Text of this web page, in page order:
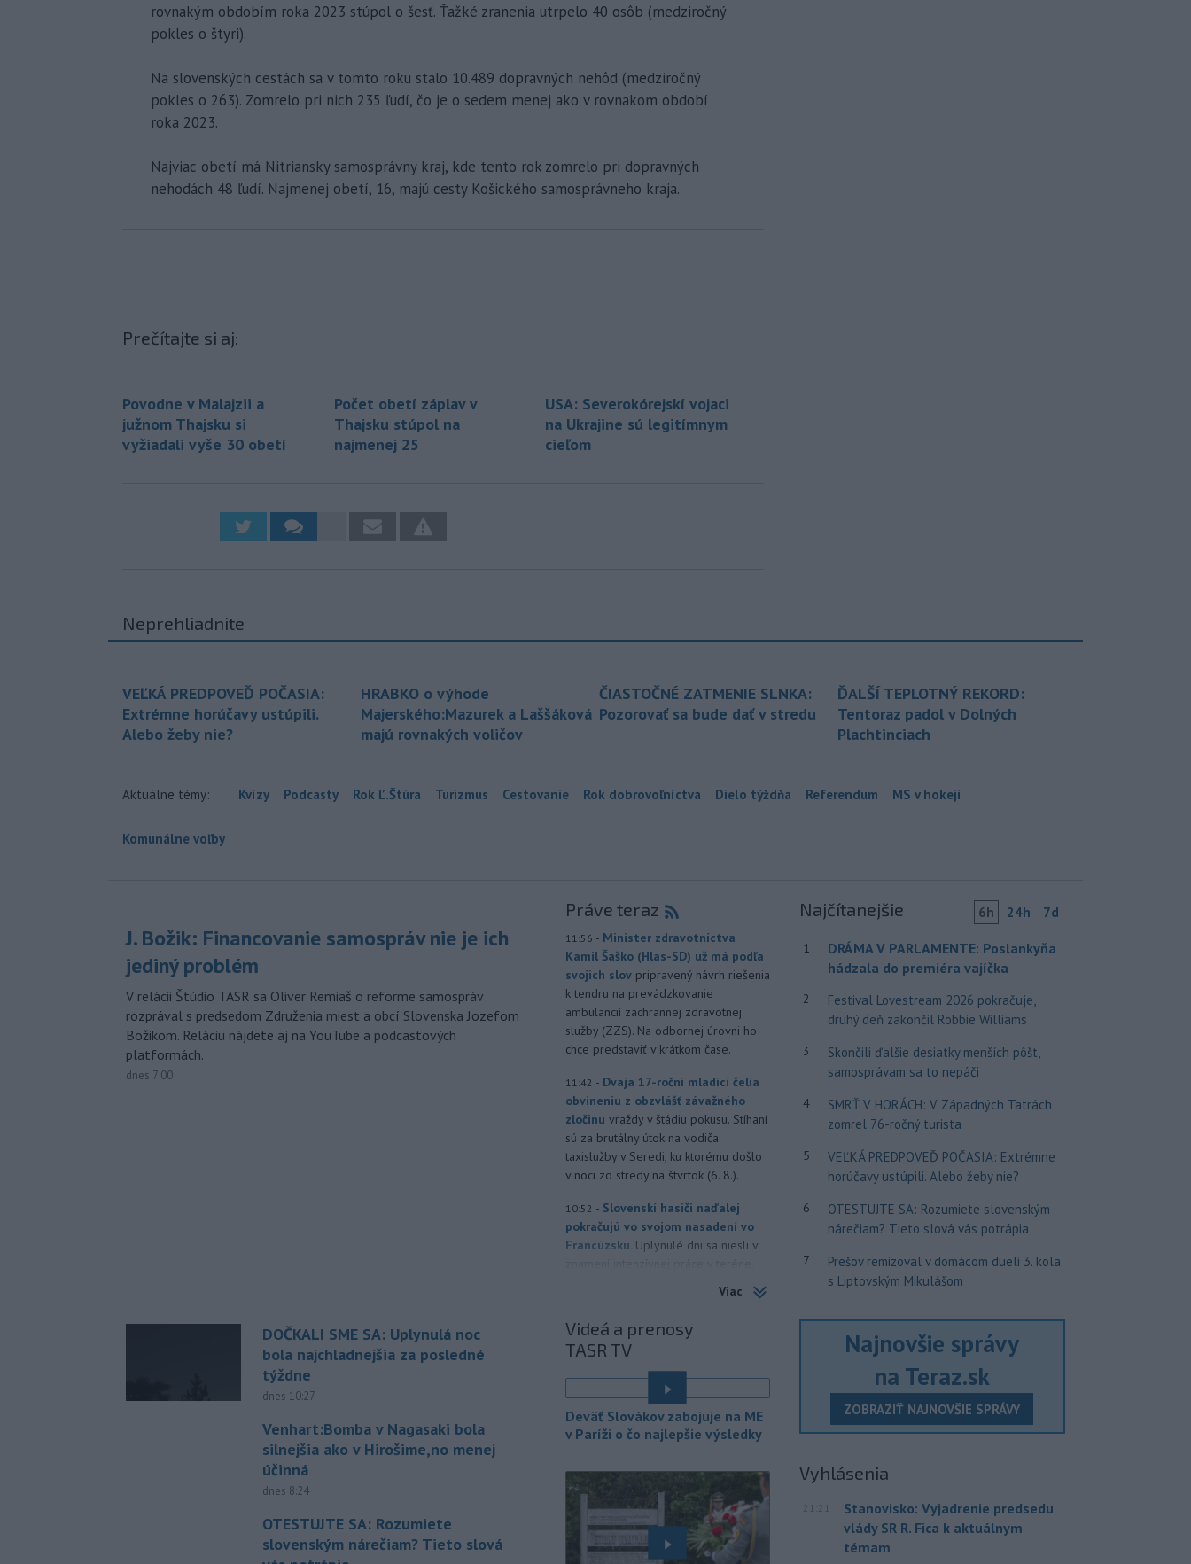
rovnakým obdobím roka 2023 stúpol o šesť. Ťažké zranenia utrpelo 40 osôb (medziročný
pokles o štyri).
Na slovenských cestách sa v tomto roku stalo 10.489 dopravných nehôd (medziročný
pokles o 263). Zomrelo pri nich 235 ľudí, čo je o sedem menej ako v rovnakom období
roka 2023.
Najviac obetí má Nitriansky samosprávny kraj, kde tento rok zomrelo pri dopravných
nehodách 48 ľudí. Najmenej obetí, 16, majú cesty Košického samosprávneho kraja.
Prečítajte si aj:
Povodne v Malajzii a
južnom Thajsku si
vyžiadali vyše 30 obetí
Počet obetí záplav v
Thajsku stúpol na
najmenej 25
USA: Severokórejskí vojaci
na Ukrajine sú legitímnym
cieľom
Neprehliadnite
VEĽKÁ PREDPOVEĎ POČASIA:
Extrémne horúčavy ustúpili.
Alebo žeby nie?
HRABKO o výhode
Majerského:Mazurek a Laššáková
majú rovnakých voličov
ČIASTOČNÉ ZATMENIE SLNKA:
Pozorovať sa bude dať v stredu
ĎALŠÍ TEPLOTNÝ REKORD:
Tentoraz padol v Dolných
Plachtinciach
Aktuálne témy: Kvízy Podcasty Rok Ľ.Štúra Turizmus Cestovanie Rok dobrovoľníctva Dielo týždňa Referendum MS v hokeji
Komunálne voľby
J. Božik: Financovanie samospráv nie je ich
jediný problém
V relácii Štúdio TASR sa Oliver Remiaš o reforme samospráv
rozprával s predsedom Združenia miest a obcí Slovenska Jozefom
Božikom. Reláciu nájdete aj na YouTube a podcastových
platformách.
dnes 7:00
DOČKALI SME SA: Uplynulá noc
bola najchladnejšia za posledné
týždne
dnes 10:27
Venhart:Bomba v Nagasaki bola
silnejšia ako v Hirošime,no menej
účinná
dnes 8:24
OTESTUJTE SA: Rozumiete
slovenským nárečiam? Tieto slová
Práve teraz
11:56 - Minister zdravotníctva
Kamil Šaško (Hlas-SD) už má podľa
svojich slov pripravený návrh riešenia
k tendru na prevádzkovanie
ambulancií záchrannej zdravotnej
služby (ZZS). Na odbornej úrovni ho
chce predstaviť v krátkom čase.
11:42 - Dvaja 17-roční mladíci čelia
obvineniu z obzvlášť závažného
zločinu vraždy v štádiu pokusu. Stíhaní
sú za brutálny útok na vodiča
taxislužby v Seredi, ku ktorému došlo
v noci zo stredy na štvrtok (6. 8.).
10:52 - Slovenskí hasiči naďalej
pokračujú vo svojom nasadení vo
Francúzsku. Uplynulé dni sa niesli v
spolupráce s francúzskymi hasičmi, ale
aj údržby techniky a potrebnej
regenerácie síl.
10:34 - Dve lietadlá na letisku
Sydney (SYD) sa v nedeľu tesne
Austrálsky úrad pre
bezpečnosť dopravy (ATSB), ktorý bol
o tomto incidente informovaný, začal
Uplynulá noc bola
najchladnejšia za posledné dva
klesla zväčša na 15
až deväť stupňov Celzia, v dolinách a
kotlinách bolo ešte chladnejšie.
Viac
Videá a prenosy
TASR TV
Deväť Slovákov zabojuje na ME
v Paríži o čo najlepšie výsledky
Najčítanejšie 6h 24h 7d
1
DRÁMA V PARLAMENTE: Poslankyňa
hádzala do premiéra vajíčka
2
Festival Lovestream 2026 pokračuje,
druhý deň zakončil Robbie Williams
3
Skončili ďalšie desiatky menších pôšt,
samosprávam sa to nepáči
4
SMRŤ V HORÁCH: V Západných Tatrách
zomrel 76-ročný turista
5
VEĽKÁ PREDPOVEĎ POČASIA: Extrémne
horúčavy ustúpili. Alebo žeby nie?
6
OTESTUJTE SA: Rozumiete slovenským
nárečiam? Tieto slová vás potrápia
7
Prešov remizoval v domácom dueli 3. kola
s Liptovským Mikulášom
Najnovšie správy
na Teraz.sk
ZOBRAZIŤ NAJNOVŠIE SPRÁVY
Vyhlásenia
21:21
Stanovisko: Vyjadrenie predsedu
vlády SR R. Fica k aktuálnym
témam